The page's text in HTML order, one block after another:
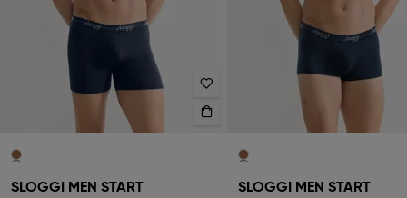
SLOGGI MEN START
SLOGGI MEN START